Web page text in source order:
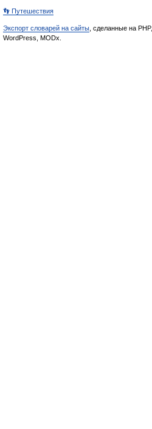
👣 Путешествия
Экспорт словарей на сайты , сделанные на PHP,
WordPress, MODx.